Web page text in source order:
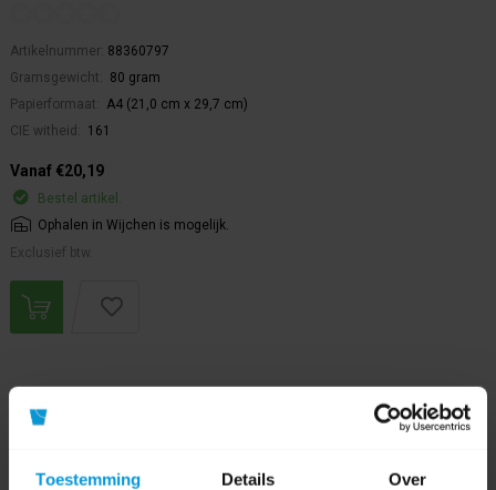
Toestemming Details Over
Artikelnummer: 88360797
Gramsgewicht:
80 gram
Papierformaat:
A4 (21,0 cm x 29,7 cm)
CIE witheid:
161
Vanaf €20,19
Bestel artikel.
Ophalen in Wijchen is mogelijk.
Exclusief btw.